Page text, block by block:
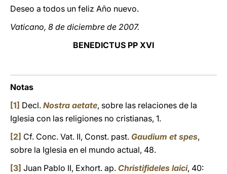
Deseo a todos un feliz Año nuevo.
Vaticano, 8 de diciembre de 2007.
BENEDICTUS PP XVI
Notas
[1] Decl. Nostra aetate, sobre las relaciones de la
Iglesia con las religiones no cristianas, 1.
[2] Cf. Conc. Vat. II, Const. past. Gaudium et spes,
sobre la Iglesia en el mundo actual, 48.
[3] Juan Pablo II, Exhort. ap. Christifideles laici, 40: